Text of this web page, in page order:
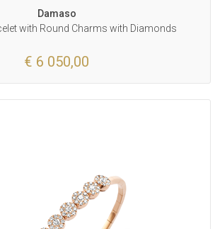
Damaso
with Round Charms with Diamonds
€ 6 050,00